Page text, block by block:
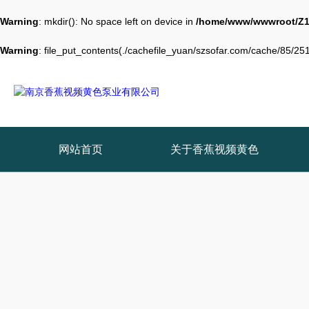
Warning: mkdir(): No space left on device in /home/www/wwwroot/
Warning: file_put_contents(./cachefile_yuan/szsofar.com/cache/85/
网站首页 关于香蕉视频黄色